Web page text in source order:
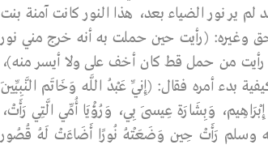
ير نور الضياء بعد، هذا النور كانت آمنة بنت
وغيره: (رأيت حين حملت به أنه خرج مني نور
من حمل قط كان أخف على ولا أيسر منه)،
بدء أمره فقال: (إِنِّي عَبْدُ اللَّه وَخَاتَم النَّبِيِّينَ
وَبِشَارَة عِيسَى بِي، وَرُؤْيَا أُمِّي الَّتِي رَأَتْ،
وسلم رَأَتْ حِين وَضَعَتْهُ نُورًا أَضَاءَتْ لَهُ قُصُور